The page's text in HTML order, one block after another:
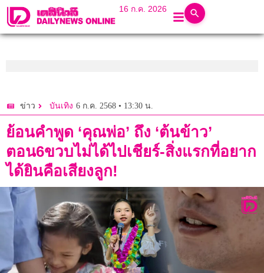
16 ก.ค. 2026
ข่าว บันเทิง 6 ก.ค. 2568 • 13:30 น.
ย้อนคำพูด ‘คุณพ่อ’ ถึง ‘ต้นข้าว’
ตอน6ขวบไม่ได้ไปเชียร์-สิ่งแรกที่อยาก
ได้ยินคือเสียงลูก!